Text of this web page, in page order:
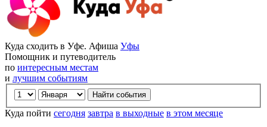
Куда сходить в Уфе. Афиша Уфы
Помощник и путеводитель
по интересным местам
и лучшим событиям
Куда пойти сегодня завтра в выходные в этом месяце